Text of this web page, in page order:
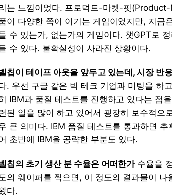
는 느낌이었다. 프로덕트-마켓-핏
이 다양한 쪽이 이기는 게임이었지만, 지금
수 있는가, 없는가의 게임이다. 챗GPT로
수 있다. 불확실성이 사라진 상황이다.
칩이 테이프 아웃을 앞두고 있는데, 시장 반
. 우선 구글 같은 빅 테크 기업과 미팅을 하
IBM과 품질 테스트를 진행하고 있다는 점
된 일을 많이 하고 있어서 굉장히 보수적으
큰 의미다. IBM 품질 테스트를 통과하면
초반에 IBM을 공략한 부분도 있다.
칩의 초기 생산 분 수율은 어떠한가수율을
의 웨이퍼를 찍으면, 이 정도의 결과물이 나
다.